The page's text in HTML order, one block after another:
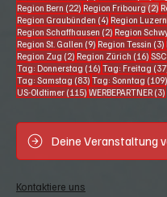
Region Bern (22) 22 Beiträge
Region Fribourg (2)
Region Graubünden (4) 4 Beiträge
Region Luzern
Region Schaffhausen (2) 2 Beiträge
Region
Region St. Gallen (9) 9 Beiträge
Region Tessin (3)
Region Zug (2) 2 Beiträge
Region Zürich (16) 16
SSC
Tag: Donnerstag (16) 16 Beiträge
Tag: Freitag
Tag: Samstag (83) 83 Beiträge
Tag: Sonntag (109)
US-Oldtimer (115) 115 Beiträge
WERBEPARTNER (3)
Deine Veranstaltung
Kontaktiere uns